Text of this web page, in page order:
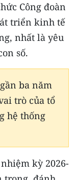
Công đoàn
triển kinh tế
nhất là yêu
số.
ba năm
trò của tổ
hệ thống
kỳ 2026-